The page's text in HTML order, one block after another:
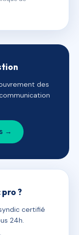
des
→
?
certifié
24h.